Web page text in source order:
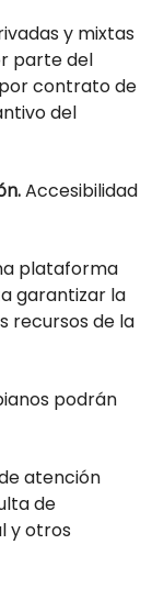
y mixtas
parte del
contrato de
del
Accesibilidad
plataforma
garantizar la
recursos de la
podrán
atención
de
y otros